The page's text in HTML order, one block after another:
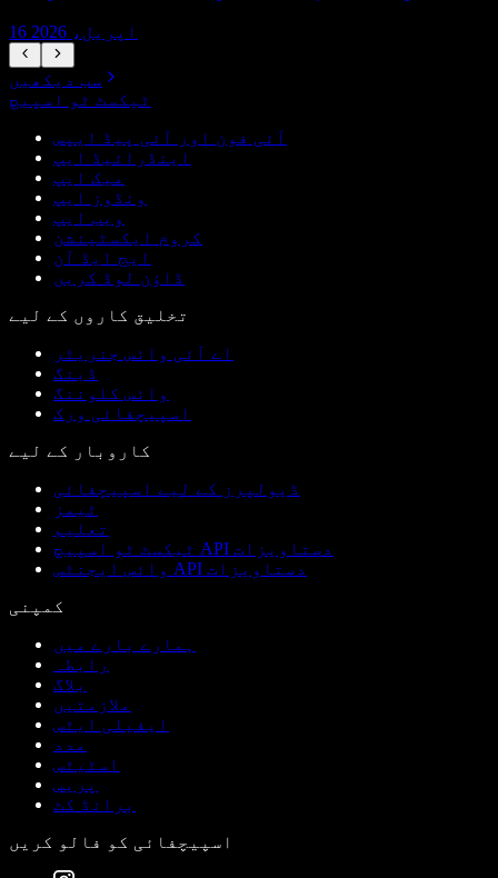
16 اپریل، 2026
سب دیکھیں
ٹیکسٹ ٹو اسپیچ
آئی فون اور آئی پیڈ ایپس
اینڈرائیڈ ایپ
میک ایپ
ونڈوز ایپ
ویب ایپ
کروم ایکسٹینشن
ایج ایڈ آن
ڈاؤن لوڈ کریں
تخلیق کاروں کے لیے
اے آئی وائس جنریٹر
ڈبنگ
وائس کلوننگ
اسپیچفائی ورک
کاروبار کے لیے
ڈیولپرز کے لیے اسپیچفائی
ٹیمز
تعلیم
ٹیکسٹ ٹو اسپیچ API دستاویزات
وائس ایجنٹس API دستاویزات
کمپنی
ہمارے بارے میں
رابطہ
بلاگ
ملازمتیں
ایفیلی ایٹس
مدد
اسٹیٹس
پریس
برانڈ کٹ
اسپیچفائی کو فالو کریں